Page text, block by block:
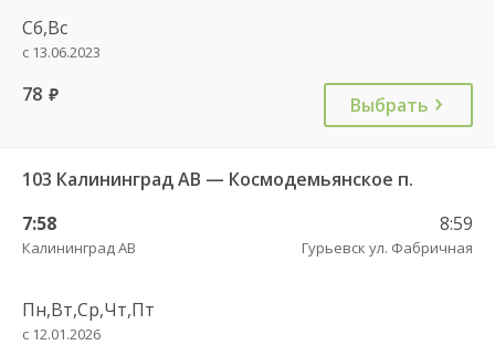
Сб,Вс
с 13.06.2023
78 руб. Выбрать
103 Калининград АВ — Космодемьянское п.
7:58
Калининград АВ
8:59
Гурьевск ул. Фабричная
Пн,Вт,Ср,Чт,Пт
с 12.01.2026